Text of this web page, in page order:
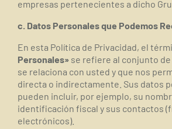
empresas pertenecientes a dicho
c. Datos Personales que Podemos
En esta Política de Privacidad, el
Personales» se refiere al conjunto
se relaciona con usted y que nos
directa o indirectamente. Sus datos
pueden incluir, por ejemplo, su
identificación fiscal y sus contactos
electrónicos).